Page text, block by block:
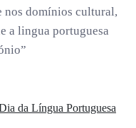
nos domínios cultural,
a lingua portuguesa